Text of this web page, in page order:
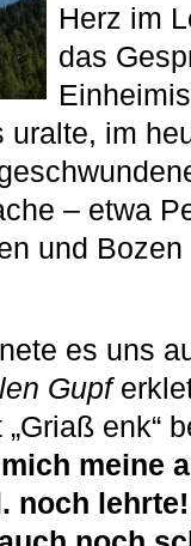
Herz im
das
im
– etwa
und
es uns
Gupf
enk“
meine
noch